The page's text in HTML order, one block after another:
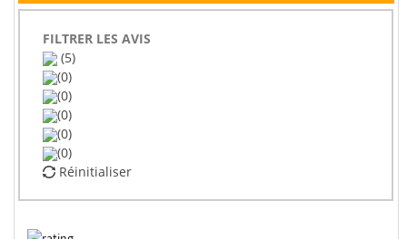
FILTRER LES AVIS
(5)
(0)
(0)
(0)
(0)
(0)
Réinitialiser